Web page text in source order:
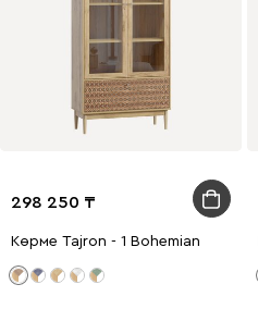
298 250
Көрме Tajron - 1 Bohemian